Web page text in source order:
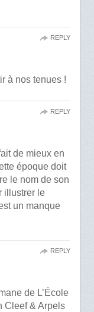
à nos tenues !
REPLY
de mieux en
époque doit
le nom de son
illustrer le
un manque
REPLY
de L’École
Cleef & Arpels
REPLY